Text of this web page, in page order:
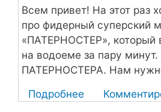
Всем привет! На этот раз
про фидерный суперский
«ПАТЕРНОСТЕР», который
на водоеме за пару
ПАТЕРНОСТЕРА. Нам
Подробнее